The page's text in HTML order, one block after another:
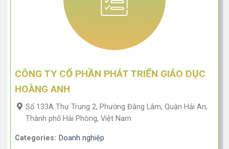
CÔNG TY CỔ PHẦN PHÁT TRIỂN GIÁO DỤC
HOÀNG ANH
Số 133A Thư Trung 2, Phường Đằng Lâm, Quận Hải An,
Thành phố Hải Phòng, Việt Nam
Categories: Doanh nghiệp